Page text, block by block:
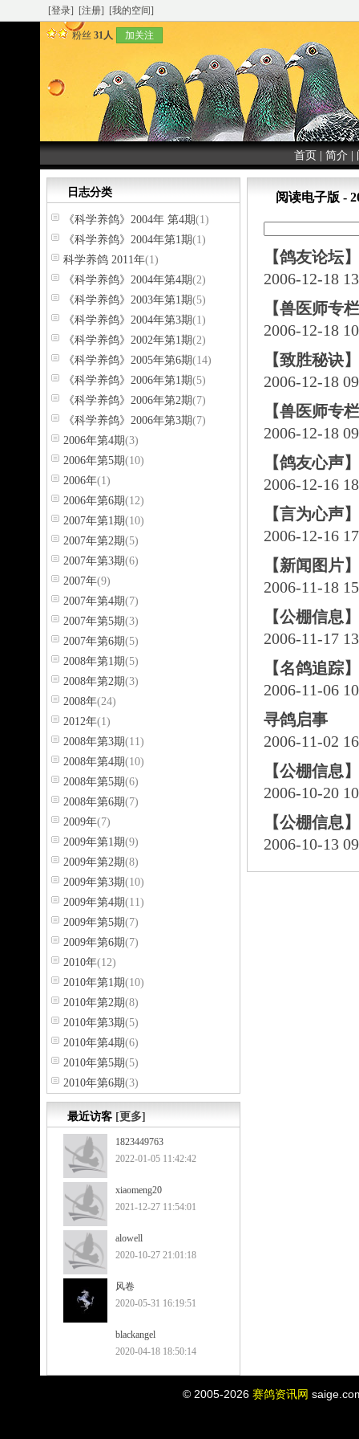
[登录] [注册] [我的空间]
粉丝 31人 加关注
首页 简介
日志分类
《科学养鸽》2004年 第4期(1)
《科学养鸽》2004年第1期(1)
科学养鸽 2011年(1)
《科学养鸽》2004年第4期(2)
《科学养鸽》2003年第1期(5)
《科学养鸽》2004年第3期(1)
《科学养鸽》2002年第1期(2)
《科学养鸽》2005年第6期(14)
《科学养鸽》2006年第1期(5)
《科学养鸽》2006年第2期(7)
《科学养鸽》2006年第3期(7)
2006年第4期(3)
2006年第5期(10)
2006年(1)
2006年第6期(12)
2007年第1期(10)
2007年第2期(5)
2007年第3期(6)
2007年(9)
2007年第4期(7)
2007年第5期(3)
2007年第6期(5)
2008年第1期(5)
2008年第2期(3)
2008年(24)
2012年(1)
2008年第3期(11)
2008年第4期(10)
2008年第5期(6)
2008年第6期(7)
2009年(7)
2009年第1期(9)
2009年第2期(8)
2009年第3期(10)
2009年第4期(11)
2009年第5期(7)
2009年第6期(7)
2010年(12)
2010年第1期(10)
2010年第2期(8)
2010年第3期(5)
2010年第4期(6)
2010年第5期(5)
2010年第6期(3)
最近访客 [更多]
1823449763
2022-01-05 11:42:42
xiaomeng20
2021-12-27 11:54:01
alowell
2020-10-27 21:01:18
风卷
2020-05-31 16:19:51
blackangel
2020-04-18 18:50:14
阅读电子版 -
【鸽友论坛
2006-12-18
【兽医师专
2006-12-18
【致胜秘诀
2006-12-18
【兽医师专
2006-12-18
【鸽友心声
2006-12-16
【言为心声
2006-12-16
【新闻图片
2006-11-18
【公棚信息
2006-11-17
【名鸽追踪
2006-11-06
寻鸽启事
2006-11-02
【公棚信息
2006-10-20
【公棚信息
2006-10-13
© 2005-2026 赛鸽资讯网